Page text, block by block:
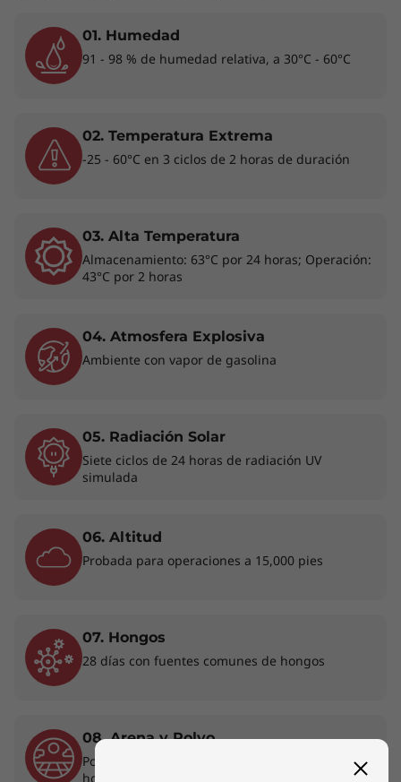
Optimizado para el rendimiento
La laptop 2-en-1 Lenovo ThinkBook 14s Yoga
hasta Intel
maximizar la capacidad informática y la
autonomía de la batería. Con una arquitectura
híbrida mejorada con IA, las tareas se dividen
o la eficiencia, lo que significa que podrás
hacer tu trabajo con facilidad. Incluso tienes
disponible WiFi 6E*, el más rápido de Intel
velocidades.
* El funcionamiento de Wi-Fi 6E de 6 GHz depende de la compatibilidad
admiten Wi-Fi 6E, además de las certificaciones regulatorias regionales y
la asignación de espectro.
01. Humedad
91 - 98 % de humedad relativa, a 30°C - 60°C
02. Temperatura Extrema
-25 - 60°C en 3 ciclos de 2 horas de duración
03. Alta Temperatura
Almacenamiento: 63°C por 24 horas; Operación:
43°C por 2 horas
04. Atmosfera Explosiva
Ambiente con vapor de gasolina
05. Radiación Solar
Siete ciclos de 24 horas de radiación UV
simulada
06. Altitud
Probada para operaciones a 15,000 pies
07. Hongos
28 días con fuentes comunes de hongos
08. Arena y Polvo
Polvo de sílice de malla 140 en ciclos de 13
horas